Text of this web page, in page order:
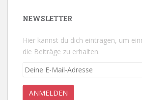
NEWSLETTER
Hier kannst du dich eintragen, um
die Beiträge zu erhalten.